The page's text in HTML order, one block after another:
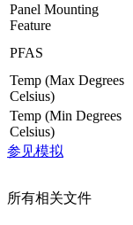
Panel Mounting
Feature
PFAS
Temp (Max Degrees
Celsius)
Temp (Min Degrees
Celsius)
参见模拟
所有相关文件